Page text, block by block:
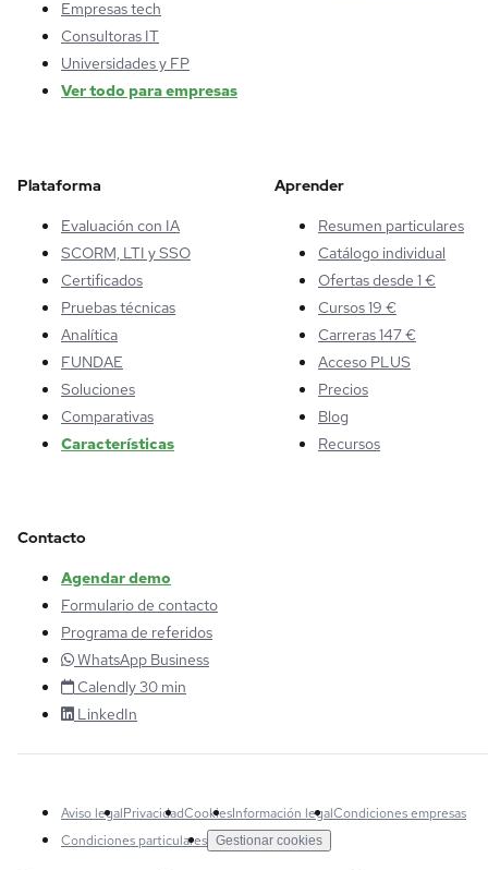
Empresas tech
Consultoras IT
Universidades y FP
Ver todo para empresas
Plataforma
Evaluación con IA
SCORM, LTI y SSO
Certificados
Pruebas técnicas
Analítica
FUNDAE
Soluciones
Comparativas
Características
Aprender
Resumen particulares
Catálogo individual
Ofertas desde 1 €
Cursos 19 €
Carreras 147 €
Acceso PLUS
Precios
Blog
Recursos
Contacto
Agendar demo
Formulario de contacto
Programa de referidos
WhatsApp Business
Calendly 30 min
LinkedIn
Aviso legalPrivacidadCookiesInformación legalCondiciones empresas
Condiciones particulares Gestionar cookies